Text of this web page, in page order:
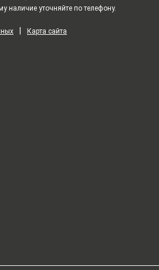
наличие уточняйте по телефону.
Карта сайта